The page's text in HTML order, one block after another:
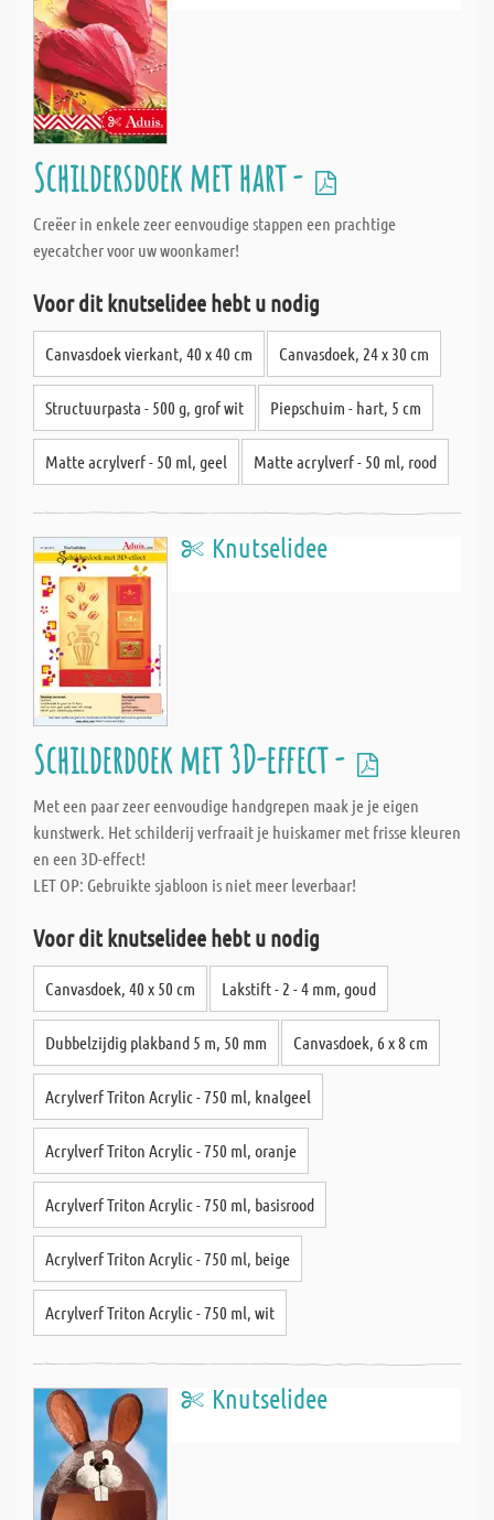
Schildersdoek met hart -
Creëer in enkele zeer eenvoudige stappen een prachtige
eyecatcher voor uw woonkamer!
Voor dit knutselidee hebt u nodig
Canvasdoek vierkant, 40 x 40 cm Canvasdoek, 24 x 30 cm
Structuurpasta - 500 g, grof wit Piepschuim - hart, 5 cm
Matte acrylverf - 50 ml, geel Matte acrylverf - 50 ml, rood
Knutselidee
Schilderdoek met 3D-effect -
Met een paar zeer eenvoudige handgrepen maak je je eigen
kunstwerk. Het schilderij verfraait je huiskamer met frisse kleuren
en een 3D-effect!
LET OP: Gebruikte sjabloon is niet meer leverbaar!
Voor dit knutselidee hebt u nodig
Canvasdoek, 40 x 50 cm Lakstift - 2 - 4 mm, goud
Dubbelzijdig plakband 5 m, 50 mm Canvasdoek, 6 x 8 cm
Acrylverf Triton Acrylic - 750 ml, knalgeel
Acrylverf Triton Acrylic - 750 ml, oranje
Acrylverf Triton Acrylic - 750 ml, basisrood
Acrylverf Triton Acrylic - 750 ml, beige
Acrylverf Triton Acrylic - 750 ml, wit
Knutselidee